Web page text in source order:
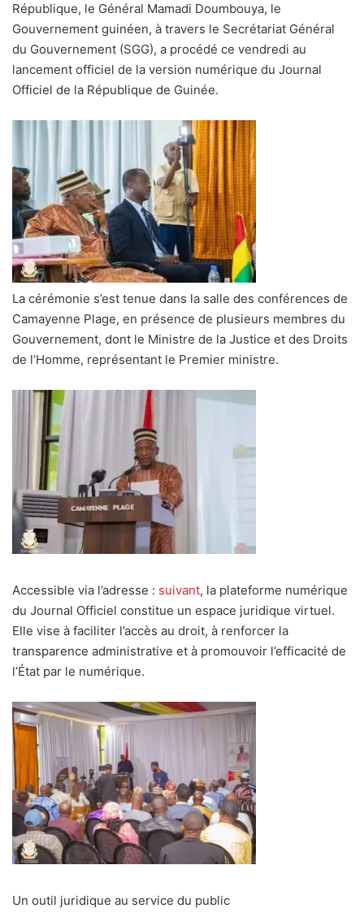
République, le Général Mamadi Doumbouya, le
Gouvernement guinéen, à travers le Secrétariat Général
du Gouvernement (SGG), a procédé ce vendredi au
lancement officiel de la version numérique du Journal
Officiel de la République de Guinée.
La cérémonie s’est tenue dans la salle des conférences de
Camayenne Plage, en présence de plusieurs membres du
Gouvernement, dont le Ministre de la Justice et des Droits
de l’Homme, représentant le Premier ministre.
Accessible via l’adresse : suivant, la plateforme numérique
du Journal Officiel constitue un espace juridique virtuel.
Elle vise à faciliter l’accès au droit, à renforcer la
transparence administrative et à promouvoir l’efficacité de
l’État par le numérique.
Un outil juridique au service du public